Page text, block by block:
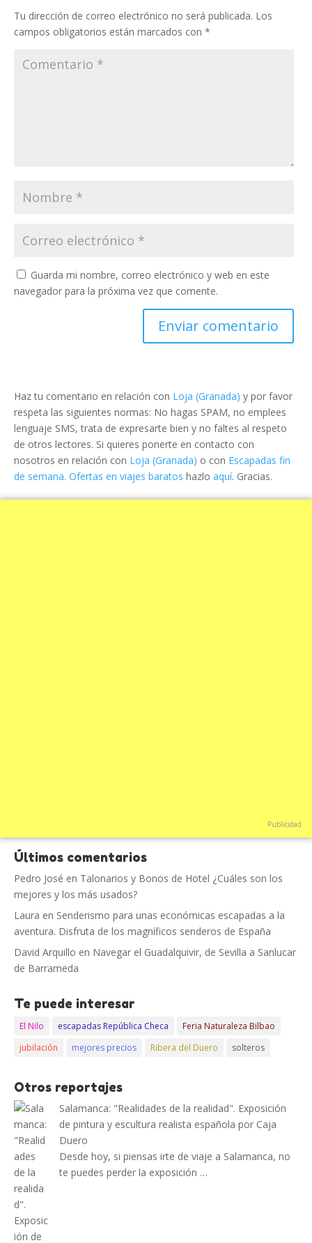
Tu dirección de correo electrónico no será publicada. Los
campos obligatorios están marcados con *
Guarda mi nombre, correo electrónico y web en este
navegador para la próxima vez que comente.
Haz tu comentario en relación con Loja (Granada) y por favor
respeta las siguientes normas: No hagas SPAM, no emplees
lenguaje SMS, trata de expresarte bien y no faltes al respeto
de otros lectores. Si quieres ponerte en contacto con
nosotros en relación con Loja (Granada) o con Escapadas fin
de semana. Ofertas en viajes baratos hazlo aquí. Gracias.
Publicidad
Últimos comentarios
Pedro José en Talonarios y Bonos de Hotel ¿Cuáles son los
mejores y los más usados?
Laura en Senderismo para unas económicas escapadas a la
aventura. Disfruta de los magníficos senderos de España
David Arquillo en Navegar el Guadalquivir, de Sevilla a Sanlucar
de Barrameda
Te puede interesar
El Nilo escapadas República Checa
Feria Naturaleza Bilbao
jubilación
mejores precios Ribera del Duero solteros
Otros reportajes
Salamanca: "Realidades de la realidad". Exposición
de pintura y escultura realista española por Caja
Duero
Desde hoy, si piensas irte de viaje a Salamanca, no
te puedes perder la exposición …